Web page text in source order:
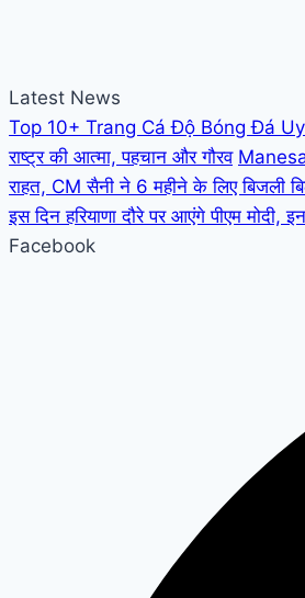
Latest News
Top 10+ Trang Cá Độ Bóng Đá
राष्ट्र की आत्मा, पहचान और गौरव
राहत, CM सैनी ने 6 महीने के लिए बिजली
इस दिन हरियाणा दौरे पर आएंगे पीएम मोदी,
Facebook